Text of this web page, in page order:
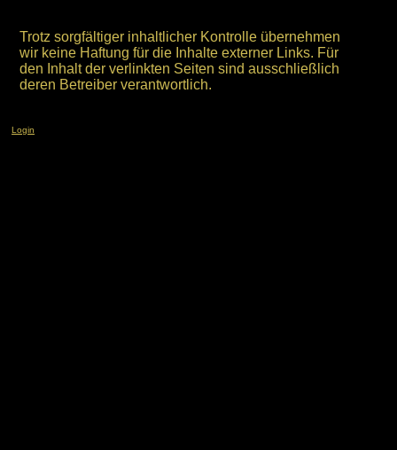
Trotz sorgfältiger inhaltlicher Kontrolle übernehmen
wir keine Haftung für die Inhalte externer Links. Für
den Inhalt der verlinkten Seiten sind ausschließlich
deren Betreiber verantwortlich.
Login